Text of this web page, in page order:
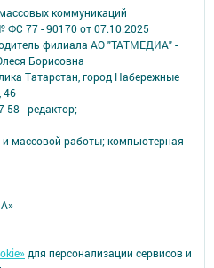
коммуникаций
77 - 90170 от 07.10.2025
филиала АО "ТАТМЕДИА" -
Борисовна
Татарстан, город Набережные
46
58 - редактор;
массовой работы; компьютерная
для персонализации сервисов и